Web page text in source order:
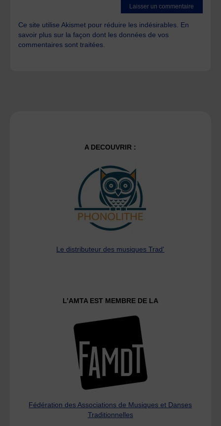
Ce site utilise Akismet pour réduire les indésirables. En
savoir plus sur la façon dont les données de vos
commentaires sont traitées.
A DECOUVRIR :
Le distributeur des musiques Trad'
L’AMTA EST MEMBRE DE LA
Fédération des Associations de Musiques et Danses
Traditionnelles